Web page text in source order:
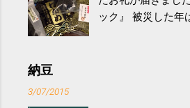
きるのは、過度の
減らなくても効果
ック』 被災した年
が『たみこの海パ
納豆
3/07/2015